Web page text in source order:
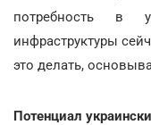
потребность в
инфраструктуры
это делать,
Потенциал